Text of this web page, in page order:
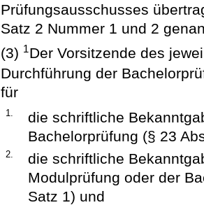
Prüfungsausschusses
Satz 2 Nummer 1 und 2
(3) 1Der Vorsitzende des
Durchführung der
für
1.
die schriftliche
Bachelorprüfung (§ 23
2.
die schriftliche
Modulprüfung oder der
Satz 1) und